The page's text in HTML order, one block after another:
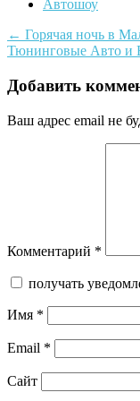
Автошоу
Post
navigation
← Горячая ночь в
Тюнинговые Авто и
Добавить
Ваш адрес email не
Комментарий *
получать
Имя *
Email *
Сайт